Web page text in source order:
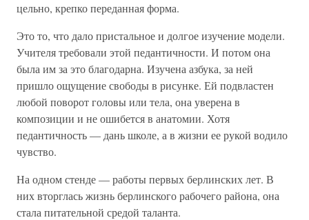
цельно, крепко переданная форма.
Это то, что дало пристальное и долгое изучение модели.
Учителя требовали этой педантичности. И потом она
была им за это благодарна. Изучена азбука, за ней
пришло ощущение свободы в рисунке. Ей подвластен
любой поворот головы или тела, она уверена в
композиции и не ошибется в анатомии. Хотя
педантичность — дань школе, а в жизни ее рукой водило
чувство.
На одном стенде — работы первых берлинских лет. В
них вторглась жизнь берлинского рабочего района, она
стала питательной средой таланта.